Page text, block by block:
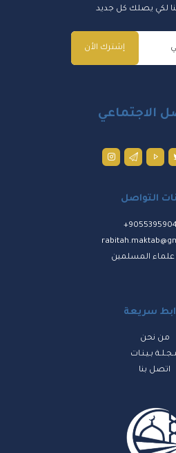
لكي يصلك كل جديد
إشترك الأن
الاجتماعي
التواصل
علماء المسلمين
سريعة
من نحن
بـيـنـات
اتصل بنا